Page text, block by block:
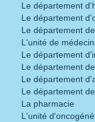
Le département
Le département
Le département
L'unité de
Le département
Le département
Le département
Le département
La pharmacie
L'unité